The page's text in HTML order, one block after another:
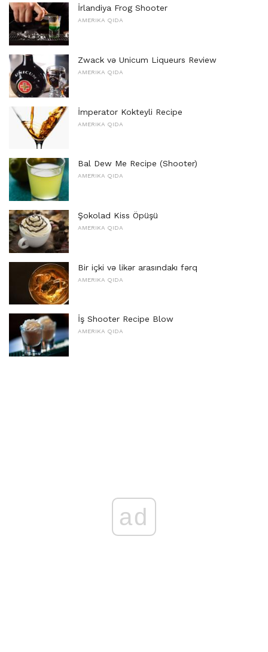
İrlandiya Frog Shooter
AMERIKA QIDA
Zwack və Unicum Liqueurs Review
AMERIKA QIDA
İmperator Kokteyli Recipe
AMERIKA QIDA
Bal Dew Me Recipe (Shooter)
AMERIKA QIDA
Şokolad Kiss Öpüşü
AMERIKA QIDA
Bir içki və likər arasındakı fərq
AMERIKA QIDA
İş Shooter Recipe Blow
AMERIKA QIDA
ad